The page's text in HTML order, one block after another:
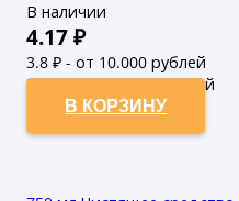
В наличии
4.17₽
3.8 ₽ - от 10.000 рублей
3.45₽ - от 50.000 рублей
В КОРЗИНУ